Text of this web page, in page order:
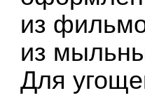
из
из
Для